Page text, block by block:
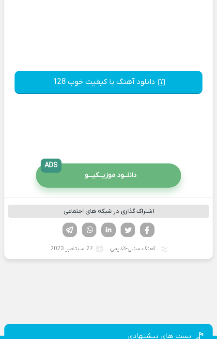
دانلود آهنگ با کیفیت خوب 128
دانلــود موزیــکیـــو
ADS
اشتراک گذاری در شبکه های اجتماعی
لینکدین تویتر
فیسوک
آهنگ سنتی-قدیمی 27 سپتامبر 2023
پست های پیشنهادی